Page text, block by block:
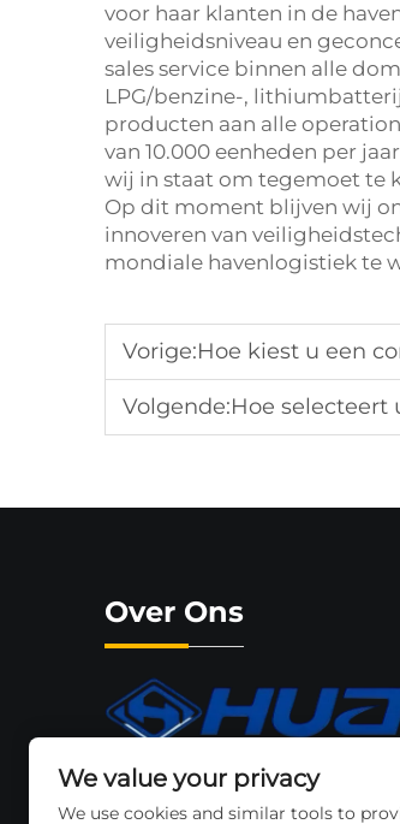
voor haar klanten in de
veiligheidsniveau en
sales service binnen alle
LPG/benzine-,
producten aan alle
van 10.000 eenheden per
wij in staat om tegemoet te
Op dit moment blijven wij
innoveren van
mondiale havenlogistiek te
Vorige:Hoe kiest u een
Volgende:Hoe selecteert
Over Ons
Zhejiang Huahe Forklift Co.,
merk dat zich uitbreidt op de
We value your privacy
We use cookies and similar tools to